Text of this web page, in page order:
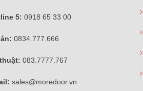
5: 0918 65 33 00
0834.777.666
083.7777.767
sales@moredoor.vn